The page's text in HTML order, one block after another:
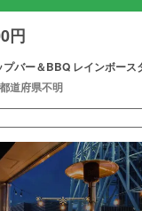
円
バー＆BBQ レインボース
道府県不明